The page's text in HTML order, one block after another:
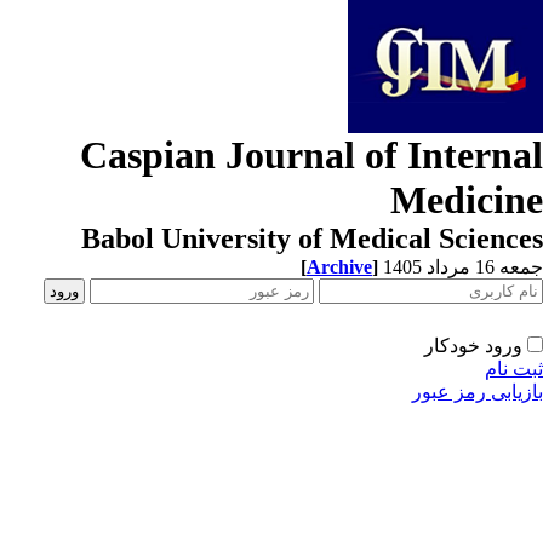
Caspian Journal of
Babol University of Medical
مرداد 1405 [Archive]
ورود خودکار
نام
رمز عبور